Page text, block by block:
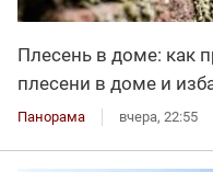
Плесень в доме: как
плесени в доме и
Панорама вчера, 22:55